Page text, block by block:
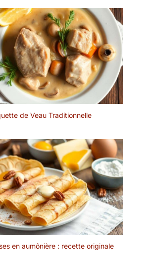
également aux pique-
niques, aux terrasses et
aux patios, ou encore
pour ranger articles de
toilette, vaisselle et petits
objets du quotidien dans
la cuisine et la salle de
bain. Contenu de
l'emballage : 3 corbeilles
à pain de table, mesurant
chacune 30 x 20 x 7 cm
table, l'organisation des
étagères et le rangement
quotidien. Elles
conviennent à différentes
pièces.
de Veau Traditionnelle
en aumônière : recette originale